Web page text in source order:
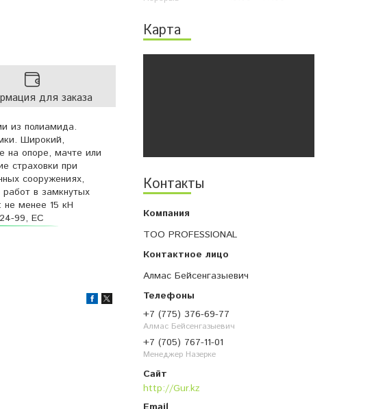
Карта
Контакты
ТОО PROFESSIONAL
Алмас Бейсенгазыевич
+7 (775) 376-69-77
Алмас Бейсенгазыевич
+7 (705) 767-11-01
Менеджер Назерке
http://Gur.kz
для заказа
из полиамида.
Широкий,
на опоре, мачте или
страховки при
сооружениях,
в замкнутых
не менее 15 кН
99, ЕС